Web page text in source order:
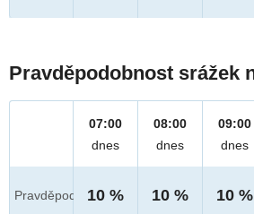
Pravděpodobnost srážek
Pravděpod.
07:00
dnes
10 %
08:00
dnes
10 %
09:00
dnes
10 %